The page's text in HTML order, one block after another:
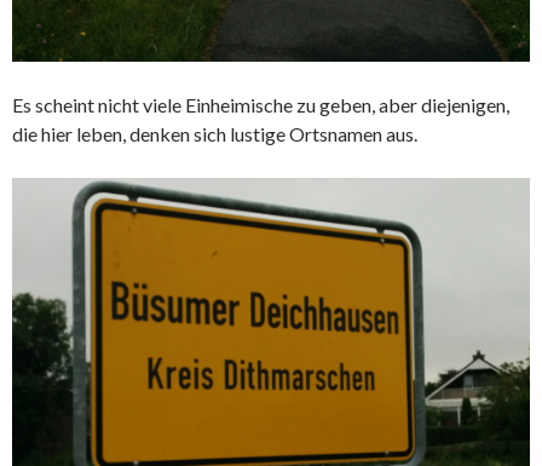
Es scheint nicht viele Einheimische zu geben, aber diejenigen,
die hier leben, denken sich lustige Ortsnamen aus.